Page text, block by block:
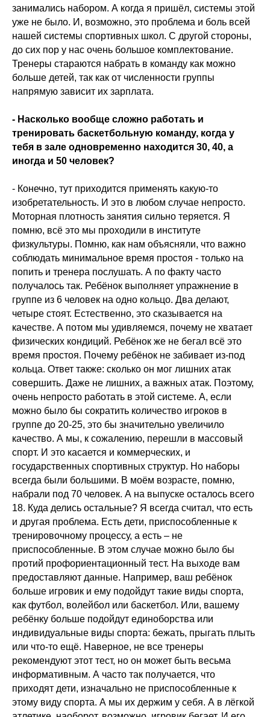
занимались набором. А когда я пришёл, системы этой
уже не было. И, возможно, это проблема и боль всей
нашей системы спортивных школ. С другой стороны,
до сих пор у нас очень большое комплектование.
Тренеры стараются набрать в команду как можно
больше детей, так как от численности группы
напрямую зависит их зарплата.
- Насколько вообще сложно работать и
тренировать баскетбольную команду, когда у
тебя в зале одновременно находится 30, 40, а
иногда и 50 человек?
- Конечно, тут приходится применять какую-то
изобретательность. И это в любом случае непросто.
Моторная плотность занятия сильно теряется. Я
помню, всё это мы проходили в институте
физкультуры. Помню, как нам объясняли, что важно
соблюдать минимальное время простоя - только на
попить и тренера послушать. А по факту часто
получалось так. Ребёнок выполняет упражнение в
группе из 6 человек на одно кольцо. Два делают,
четыре стоят. Естественно, это сказывается на
качестве. А потом мы удивляемся, почему не хватает
физических кондиций. Ребёнок же не бегал всё это
время простоя. Почему ребёнок не забивает из-под
кольца. Ответ также: сколько он мог лишних атак
совершить. Даже не лишних, а важных атак. Поэтому,
очень непросто работать в этой системе. А, если
можно было бы сократить количество игроков в
группе до 20-25, это бы значительно увеличило
качество. А мы, к сожалению, перешли в массовый
спорт. И это касается и коммерческих, и
государственных спортивных структур. Но наборы
всегда были большими. В моём возрасте, помню,
набрали под 70 человек. А на выпуске осталось всего
18. Куда делись остальные? Я всегда считал, что есть
и другая проблема. Есть дети, приспособленные к
тренировочному процессу, а есть – не
приспособленные. В этом случае можно было бы
протий профориентационный тест. На выходе вам
предоставляют данные. Например, ваш ребёнок
больше игровик и ему подойдут такие виды спорта,
как футбол, волейбол или баскетбол. Или, вашему
ребёнку больше подойдут единоборства или
индивидуальные виды спорта: бежать, прыгать плыть
или что-то ещё. Наверное, не все тренеры
рекомендуют этот тест, но он может быть весьма
информативным. А часто так получается, что
приходят дети, изначально не приспособленные к
этому виду спорта. А мы их держим у себя. А в лёгкой